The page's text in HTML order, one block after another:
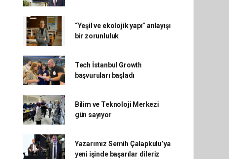
“Yeşil ve ekolojik yapı” anlayışı
bir zorunluluk
Tech İstanbul Growth
başvuruları başladı
Bilim ve Teknoloji Merkezi
gün sayıyor
Yazarımız Semih Çalapkulu’ya
yeni işinde başarılar dileriz